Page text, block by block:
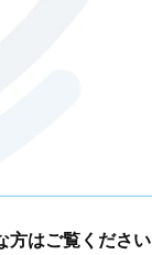
方はご覧ください